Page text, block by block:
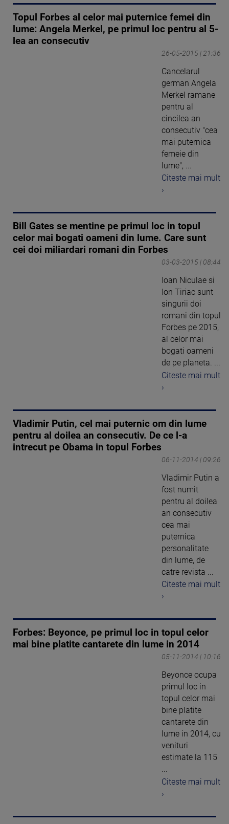
Topul Forbes al celor mai puternice femei din
lume: Angela Merkel, pe primul loc pentru al 5-
lea an consecutiv
26-05-2015 | 21:36
Cancelarul
german Angela
Merkel ramane
pentru al
cincilea an
consecutiv "cea
mai puternica
femeie din
lume", ...
Citeste mai mult
›
Bill Gates se mentine pe primul loc in topul
celor mai bogati oameni din lume. Care sunt
cei doi miliardari romani din Forbes
03-03-2015 | 08:44
Ioan Niculae si
Ion Tiriac sunt
singurii doi
romani din topul
Forbes pe 2015,
al celor mai
bogati oameni
de pe planeta. ...
Citeste mai mult
›
Vladimir Putin, cel mai puternic om din lume
pentru al doilea an consecutiv. De ce l-a
intrecut pe Obama in topul Forbes
06-11-2014 | 09:26
Vladimir Putin a
fost numit
pentru al doilea
an consecutiv
cea mai
puternica
personalitate
din lume, de
catre revista ...
Citeste mai mult
›
Forbes: Beyonce, pe primul loc in topul celor
mai bine platite cantarete din lume in 2014
05-11-2014 | 10:16
Beyonce ocupa
primul loc in
topul celor mai
bine platite
cantarete din
lume in 2014, cu
venituri
estimate la 115
...
Citeste mai mult
›